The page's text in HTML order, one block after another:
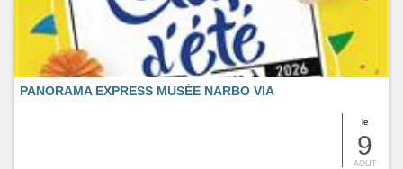
le
9
AOUT
PANORAMA EXPRESS MUSÉE NARBO VIA